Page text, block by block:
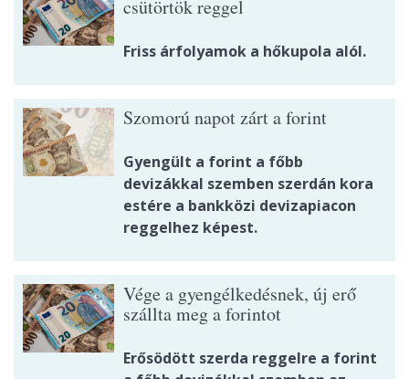
csütörtök reggel
Friss árfolyamok a hőkupola alól.
Szomorú napot zárt a forint
Gyengült a forint a főbb
devizákkal szemben szerdán kora
estére a bankközi devizapiacon
reggelhez képest.
Vége a gyengélkedésnek, új erő
szállta meg a forintot
Erősödött szerda reggelre a forint